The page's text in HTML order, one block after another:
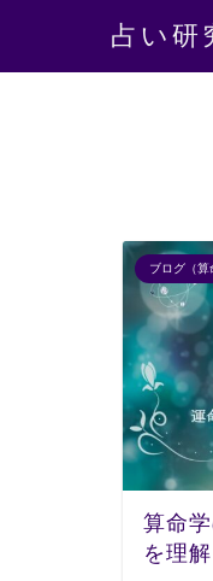
占い研
ブログ（算
算命
を理